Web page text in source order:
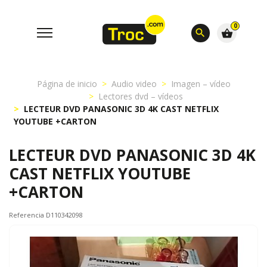
search
0
shopping_basket
Página de inicio Audio video
Imagen – vídeo
Lectores dvd – vídeos
LECTEUR DVD PANASONIC 3D 4K CAST NETFLIX
YOUTUBE +CARTON
LECTEUR DVD PANASONIC 3D 4K
CAST NETFLIX YOUTUBE
+CARTON
Referencia D110342098